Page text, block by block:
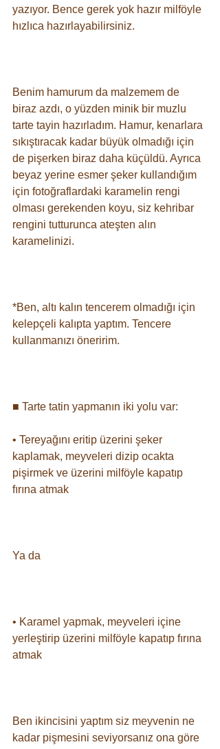
yazıyor. Bence gerek yok hazır milföyle
hızlıca hazırlayabilirsiniz. ⠀
Benim hamurum da malzemem de
biraz azdı, o yüzden minik bir muzlu
tarte tayin hazırladım. Hamur, kenarlara
sıkıştıracak kadar büyük olmadığı için
de pişerken biraz daha küçüldü. Ayrıca
beyaz yerine esmer şeker kullandığım
için fotoğraflardaki karamelin rengi
olması gerekenden koyu, siz kehribar
rengini tutturunca ateşten alın
karamelinizi. ⠀
*Ben, altı kalın tencerem olmadığı için
kelepçeli kalıpta yaptım. Tencere
kullanmanızı öneririm.⠀
■ Tarte tatin yapmanın iki yolu var: ⠀
• Tereyağını eritip üzerini şeker
kaplamak, meyveleri dizip ocakta
pişirmek ve üzerini milföyle kapatıp
fırına atmak⠀
Ya da ⠀
• Karamel yapmak, meyveleri içine
yerleştirip üzerini milföyle kapatıp fırına
atmak⠀
Ben ikincisini yaptım siz meyvenin ne
kadar pişmesini seviyorsanız ona göre